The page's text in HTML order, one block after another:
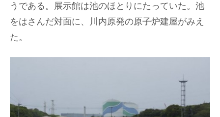
うである。展示館は池のほとりにたっていた。池
をはさんだ対面に、川内原発の原子炉建屋がみえ
た。